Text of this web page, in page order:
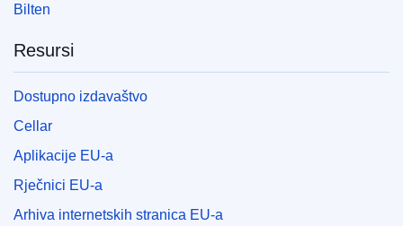
Bilten
Resursi
Dostupno izdavaštvo
Cellar
Aplikacije EU-a
Rječnici EU-a
Arhiva internetskih stranica EU-a